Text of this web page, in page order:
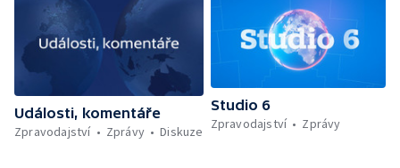
Události, komentáře
Zpravodajství
Zprávy Diskuze
Studio 6
Zpravodajství
Zprávy